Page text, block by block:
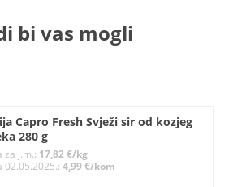
bi vas mogli
Capro Fresh Svježi sir od kozjeg
280 g
za j.m.: 17,82 €/kg
02.05.2025.: 4,99 €/kom